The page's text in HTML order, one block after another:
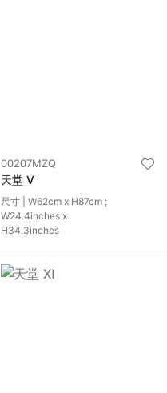
00207MZQ
天堂 Ⅴ
尺寸 | W62cm x H87cm ;
W24.4inches x
H34.3inches